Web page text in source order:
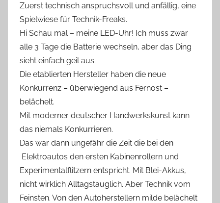
Zuerst technisch anspruchsvoll und anfällig, eine
Spielwiese für Technik-Freaks.
Hi Schau mal – meine LED-Uhr! Ich muss zwar
alle 3 Tage die Batterie wechseln, aber das Ding
sieht einfach geil aus.
Die etablierten Hersteller haben die neue
Konkurrenz – überwiegend aus Fernost –
belächelt.
Mit moderner deutscher Handwerkskunst kann
das niemals Konkurrieren.
Das war dann ungefähr die Zeit die bei den
Elektroautos den ersten Kabinenrollern und
Experimentalflitzern entspricht. Mit Blei-Akkus,
nicht wirklich Alltagstauglich. Aber Technik vom
Feinsten. Von den Autoherstellern milde belächelt